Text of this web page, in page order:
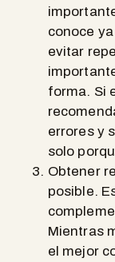
conoce
evitar
forma. Si
errores y
solo
Obtener
posible.
Mientras
el mejor